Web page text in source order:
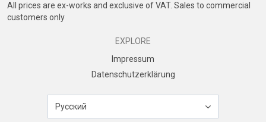
All prices are ex-works and exclusive of VAT. Sales to commercial
customers only
EXPLORE
Impressum
Datenschutzerklärung
Русский